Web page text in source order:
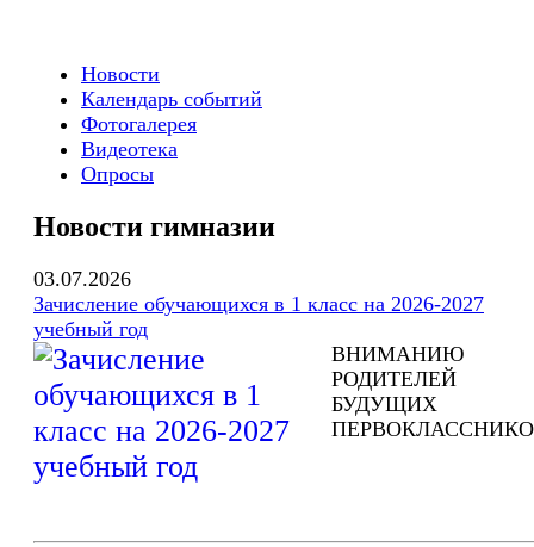
Новости
Календарь событий
Фотогалерея
Видеотека
Опросы
Новости гимназии
03.07.2026
Зачисление обучающихся в 1 класс на 2026-2027
учебный год
ВНИМАНИЮ
РОДИТЕЛЕЙ
БУДУЩИХ